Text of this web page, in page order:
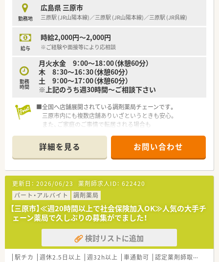
勤務地
広島県 三原市
三原駅 (JR山陽本線)／三原駅 (JR山陽本線)／三原駅 (JR呉線)
給与
時給2,000円～2,000円
※ご経験や面接等により応相談
勤務
時間
月火水金 9：00～18：00（休憩60分）
木 8：30～16：30（休憩60分）
土 9：00～17：00（休憩60分）
※上記のうち週30時間～ご相談下さい
■全国へ店舗展開されている調剤薬局チェーンです。
三原市内にも複数店舗ありいざというときも安心。
また、ご家庭のご事情で転居される場合も
■充実の研修制度
社内研修でも研修認定薬剤師の単位取得が可能です！そのほか
にも、
新入社員研修（集合・OJT）、フォローアップ研修（1～3年目）、
実務指導者研修、管理薬剤師研修（マネジメント他）、
接遇研修、病院研修、ライブ研修（インターネット学習） 他あ
ります。
■大手ならではの福利厚生制度
株式給付制度、従業員持株会、育児短時間勤務制度（小学1年生
借上社宅制度（広域勤務のみ）、研修保養施設、永年勤続表彰
他
詳細を見る お問い合わせ
更新日： 2026/06/23 薬剤師求人ID： 622420
パート・アルバイト
調剤薬局
【三原市】≪週20時間以上で社会保険加入OK≫人気の大手チ
ェーン薬局で久しぶりの募集がでました！
検討リストに追加
駅チカ 週休2.5日以上 週32h以上 車通勤可 認定薬剤師取得支援あり